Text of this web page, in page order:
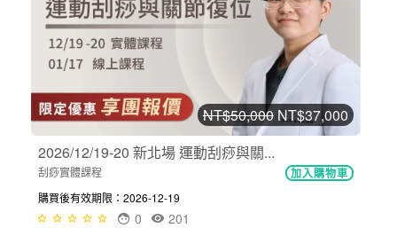
NT$50,000 NT$37,000
2026/12/19-20 新北場 運動刮痧與關...
刮痧實體課程 加入購物車
購買後有效期限：2026-12-19
201
0